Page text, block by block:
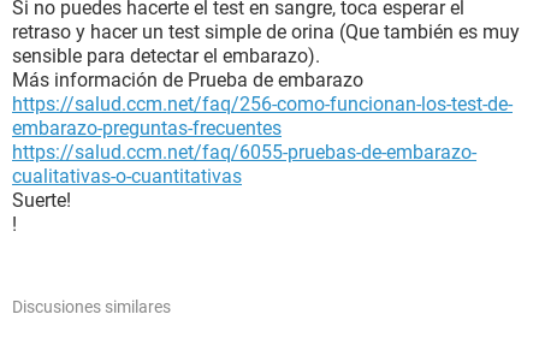
Si no puedes hacerte el test en sangre, toca esperar el
retraso y hacer un test simple de orina (Que también es muy
sensible para detectar el embarazo).
Más información de Prueba de embarazo
https://salud.ccm.net/faq/256-como-funcionan-los-test-de-
embarazo-preguntas-frecuentes
https://salud.ccm.net/faq/6055-pruebas-de-embarazo-
cualitativas-o-cuantitativas
Suerte!
!
Discusiones similares